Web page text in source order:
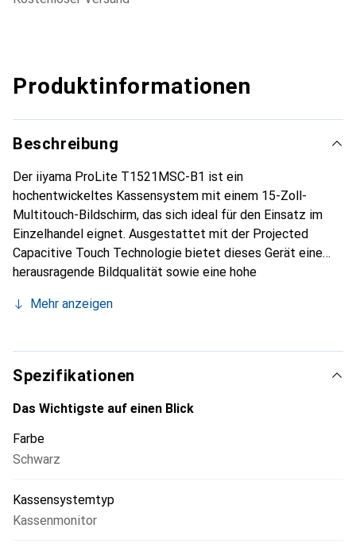
Produktinformationen
Beschreibung
Der iiyama ProLite T1521MSC-B1 ist ein
hochentwickeltes Kassensystem mit einem 15-Zoll-
Multitouch-Bildschirm, das sich ideal für den Einsatz im
Einzelhandel eignet. Ausgestattet mit der Projected
Capacitive Touch Technologie bietet dieses Gerät eine
herausragende Bildqualität sowie eine hohe
einer speziellen Glasbeschichtung. Der stabile Standfuss
80 Grad, was die Bedienung erleichtert. Die an der
Rückseite angebrachten Bedienungselemente können
deaktiviert werden, um Missbrauch zu verhindern und die
Reinigung des Touchscreens zu vereinfachen. Mit seiner
T1521MSC-B1 eine zuverlässige Wahl für moderne
Verkaufsumgebungen.
Mehr anzeigen
Spezifikationen
Das Wichtigste auf einen Blick
Farbe
Schwarz
Kassensystemtyp
Kassenmonitor